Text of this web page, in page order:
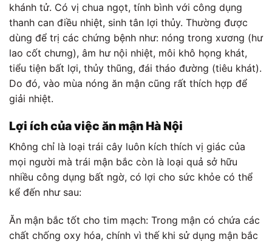
khánh tử. Có vị chua ngọt, tính bình với công dụng
thanh can điều nhiệt, sinh tân lợi thủy. Thường được
dùng để trị các chứng bệnh như: nóng trong xương (hư
lao cốt chưng), âm hư nội nhiệt, môi khô họng khát,
tiểu tiện bất lợi, thủy thũng, đái tháo đường (tiêu khát).
Do đó, vào mùa nóng ăn mận cũng rất thích hợp để
giải nhiệt.
Lợi ích của việc ăn mận Hà Nội
Không chỉ là loại trái cây luôn kích thích vị giác của
mọi người mà trái mận bắc còn là loại quả sở hữu
nhiều công dụng bất ngờ, có lợi cho sức khỏe có thể
kể đến như sau:
Ăn mận bắc tốt cho tim mạch: Trong mận có chứa các
chất chống oxy hóa, chính vì thế khi sử dụng mận bắc